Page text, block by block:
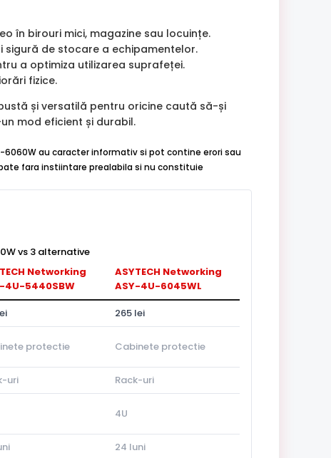
în birouri mici, magazine sau locuințe.
sigură de stocare a echipamentelor.
a optimiza utilizarea suprafeței.
fizice.
și versatilă pentru oricine caută să-și
mod eficient și durabil.
6060W au caracter informativ si pot contine erori sau
fara instiintare prealabila si nu constituie
vs 3 alternative
Networking
4U-5440SBW
ASYTECH Networking
ASY-4U-6045WL
265 lei
protectie Cabinete protectie
uri
Rack-uri
4U
24 luni